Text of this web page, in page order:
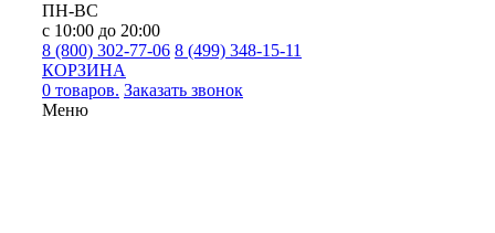
ПН-ВС
с 10:00 до 20:00
8 (800) 302-77-06 8 (499) 348-15-11
КОРЗИНА
0 товаров. Заказать звонок
Меню